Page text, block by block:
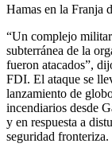
Hamas en la Franja
“Un complejo
subterránea de la
fueron atacados”,
FDI. El ataque se
lanzamiento de
incendiarios desde
y en respuesta a
seguridad fronteriza.